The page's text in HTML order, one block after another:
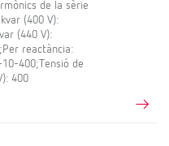
de la sèrie
(400 V):
(440 V):
reactància:
10-400;Tensió de
400